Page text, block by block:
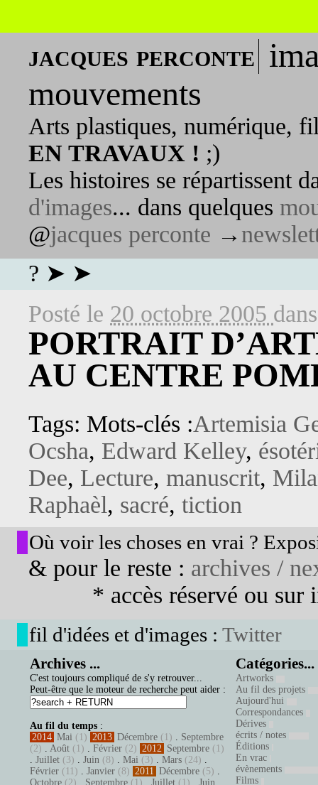
jacques perconte
mouvements
Arts plastiques, numérique,
EN TRAVAUX ! ;)
Les histoires se répartissent
d'images... dans quelques
@jacques perconte →
? ➤ ➤
Posté le 20 octobre 2005
PORTRAIT
AU CENTRE
Tags: Mots-clés :Artemisia
Ocsha, Edward Kelley,
Dee, Lecture, manuscrit,
Raphaèl, sacré, tiction
Où voir les choses en vrai ?
& pour le reste : archives /
* accès réservé ou sur
fil d'idées et d'images : Twitter
Archives ...
C'est toujours compliqué de s'y retrouver...
Peut-être que le moteur de recherche peut aider :
Au fil du temps :
2014 Mai (1) 2013 Décembre (1) . Septembre
(2) . Août (1) . Février (2) 2012 Septembre (1)
. Juillet (3) . Juin (8) . Mai (3) . Mars (24) .
Février (11) . Janvier (8) 2011 Décembre (5) .
Octobre (2) . Septembre (1) . Juillet (1) . Juin
Catégories...
Artworks
Au fil des projets
Aujourd'hui
Correspondances
Dérives
écrits / notes
Éditions
En vrac
évènements
Films